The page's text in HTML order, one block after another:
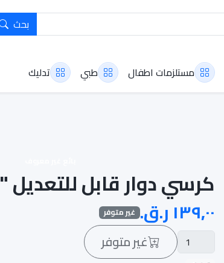
بحث
مستلزمات اطفال طبي تدليك
كرسي دوار قابل للتعديل "564-02"
غير متوفر
غير متوفر